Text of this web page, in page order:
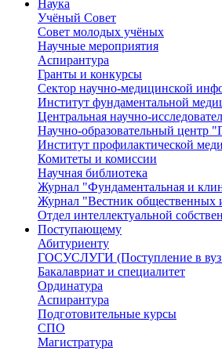
Наука
Учёный Cовет
Совет молодых учёных
Научные мероприятия
Аспирантура
Гранты и конкурсы
Сектор научно-медицинской
Институт фундаментальной
Центральная научно-
Научно-образовательный центр
Институт профилактической
Комитеты и комиссии
Научная библиотека
Журнал "Фундаментальная и
Журнал "Вестник общественных
Отдел интеллектуальной
Поступающему
Абитуриенту
ГОСУСЛУГИ (Поступление в вуз
Бакалавриат и специалитет
Ординатура
Аспирантура
Подготовительные курсы
СПО
Магистратура